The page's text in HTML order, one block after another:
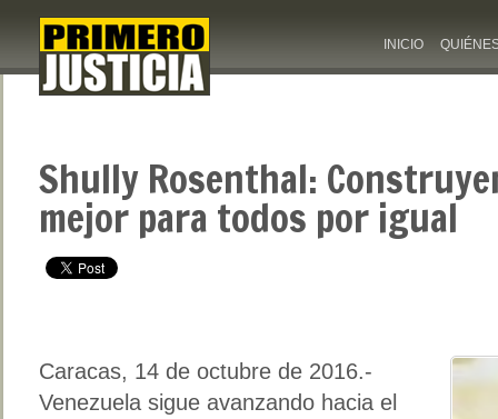
INICIO
Shully Rosenthal:
mejor para todos por igual
Caracas, 14 de octubre de 2016.-
Venezuela sigue avanzando hacia el